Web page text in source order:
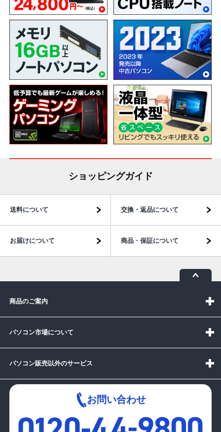
ショッピングガイド
送料について 交換・返品について
お届けについて 商品・保証について
商品のご案内
パソコン市場について
パソコン販売以外のサービス
お問い合わせ